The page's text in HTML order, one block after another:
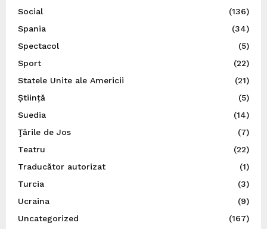
Social
(136)
Spania
(34)
Spectacol
(5)
Sport
(22)
Statele Unite ale Americii
(21)
Știință
(5)
Suedia
(14)
Ţările de Jos
(7)
Teatru
(22)
Traducător autorizat
(1)
Turcia
(3)
Ucraina
(9)
Uncategorized
(167)